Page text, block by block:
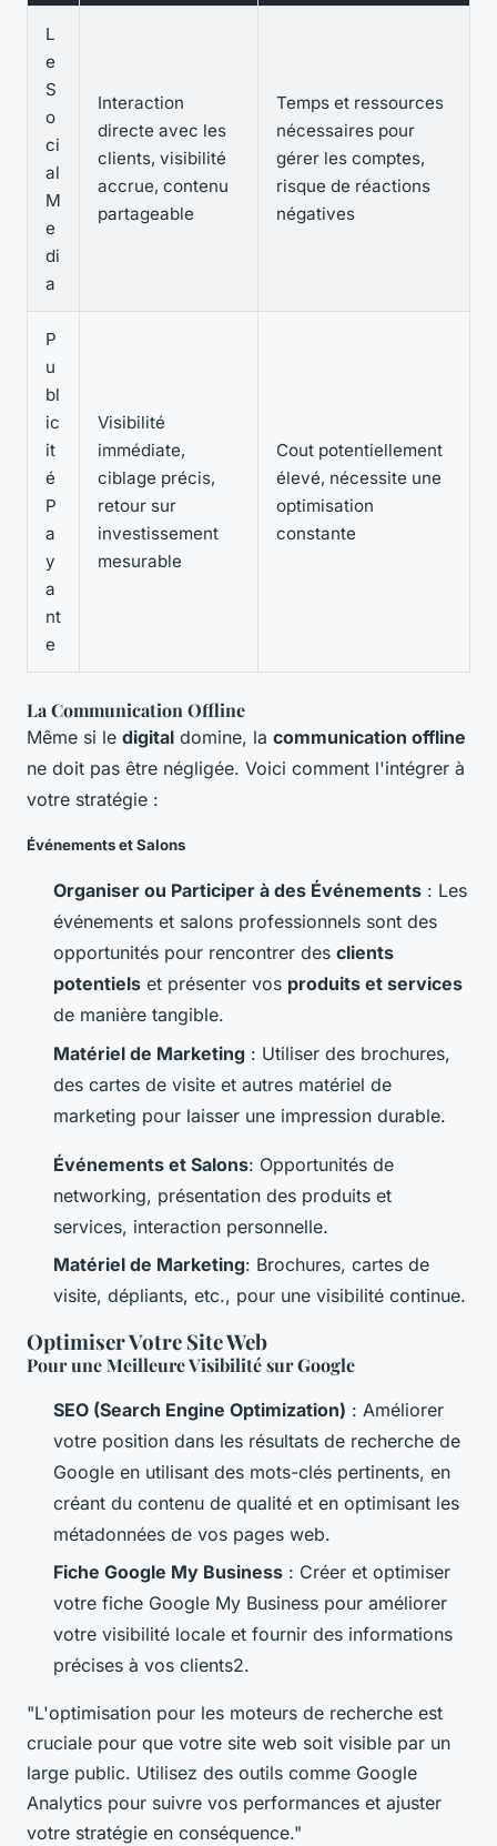
L
e
S
o
ci
al
M
e
di
a
Interaction
directe avec les
clients, visibilité
accrue, contenu
partageable
Temps et ressources
nécessaires pour
gérer les comptes,
risque de réactions
négatives
P
u
bl
ic
it
é
P
a
y
a
nt
e
Visibilité
immédiate,
ciblage précis,
retour sur
investissement
mesurable
Cout potentiellement
élevé, nécessite une
optimisation
constante
La Communication Offline
Même si le digital domine, la communication offline
ne doit pas être négligée. Voici comment l'intégrer à
votre stratégie :
Événements et Salons
Organiser ou Participer à des Événements : Les
événements et salons professionnels sont des
opportunités pour rencontrer des clients
potentiels et présenter vos produits et services
de manière tangible.
Matériel de Marketing : Utiliser des brochures,
des cartes de visite et autres matériel de
marketing pour laisser une impression durable.
Événements et Salons: Opportunités de
networking, présentation des produits et
services, interaction personnelle.
Matériel de Marketing: Brochures, cartes de
visite, dépliants, etc., pour une visibilité continue.
Optimiser Votre Site Web
Pour une Meilleure Visibilité sur Google
SEO (Search Engine Optimization) : Améliorer
votre position dans les résultats de recherche de
Google en utilisant des mots-clés pertinents, en
créant du contenu de qualité et en optimisant les
métadonnées de vos pages web.
Fiche Google My Business : Créer et optimiser
votre fiche Google My Business pour améliorer
votre visibilité locale et fournir des informations
précises à vos clients2.
"L'optimisation pour les moteurs de recherche est
cruciale pour que votre site web soit visible par un
large public. Utilisez des outils comme Google
Analytics pour suivre vos performances et ajuster
votre stratégie en conséquence."